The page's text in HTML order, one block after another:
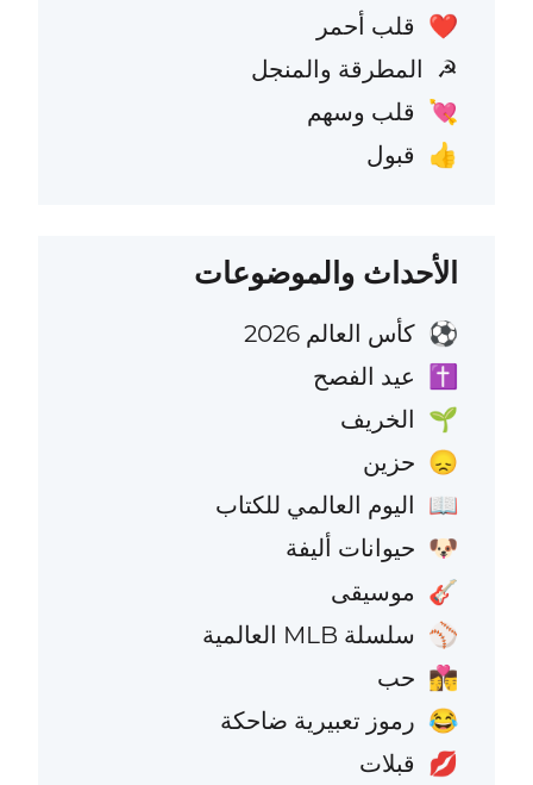
❤️ قلب أحمر
☭ المطرقة والمنجل
💘 قلب وسهم
👍 قبول
الأحداث والموضوعات
⚽ كأس العالم 2026
✝️ عيد الفصح
🌱 الخريف
😞 حزين
📖 اليوم العالمي للكتاب
🐶 حيوانات أليفة
🎸 موسيقى
⚾ سلسلة MLB العالمية
👩‍❤️‍💋‍👨 حب
😂 رموز تعبيرية ضاحكة
💋 قبلات